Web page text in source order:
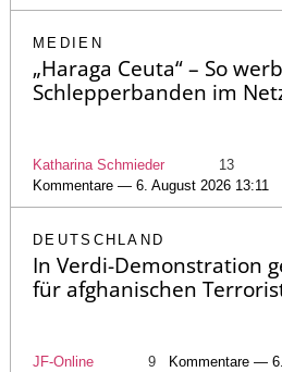
MEDIEN
„Haraga Ceuta“ – So
Schlepperbanden im
Katharina Schmieder
13
Kommentare — 6. August 2026 13:11
DEUTSCHLAND
In Verdi-Demonstration
für afghanischen
JF-Online 9 Kommentare —